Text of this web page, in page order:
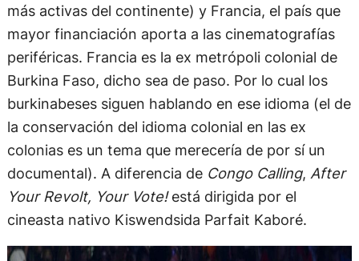
más activas del continente) y Francia, el país que
mayor financiación aporta a las cinematografías
periféricas. Francia es la ex metrópoli colonial de
Burkina Faso, dicho sea de paso. Por lo cual los
burkinabeses siguen hablando en ese idioma (el de
la conservación del idioma colonial en las ex
colonias es un tema que merecería de por sí un
documental). A diferencia de Congo Calling, After
Your Revolt, Your Vote!está dirigida por el
cineasta nativo Kiswendsida Parfait Kaboré.